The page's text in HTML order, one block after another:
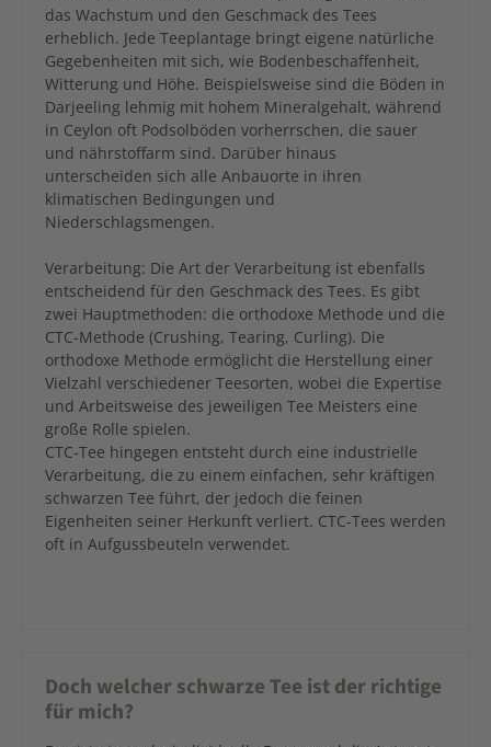
das Wachstum und den Geschmack des Tees
erheblich. Jede Teeplantage bringt eigene natürliche
Gegebenheiten mit sich, wie Bodenbeschaffenheit,
Witterung und Höhe. Beispielsweise sind die Böden in
Darjeeling lehmig mit hohem Mineralgehalt, während
in Ceylon oft Podsolböden vorherrschen, die sauer
und nährstoffarm sind. Darüber hinaus
unterscheiden sich alle Anbauorte in ihren
klimatischen Bedingungen und
Niederschlagsmengen.
Verarbeitung: Die Art der Verarbeitung ist ebenfalls
entscheidend für den Geschmack des Tees. Es gibt
zwei Hauptmethoden: die orthodoxe Methode und die
CTC-Methode (Crushing, Tearing, Curling). Die
orthodoxe Methode ermöglicht die Herstellung einer
Vielzahl verschiedener Teesorten, wobei die Expertise
und Arbeitsweise des jeweiligen Tee Meisters eine
große Rolle spielen.
CTC-Tee hingegen entsteht durch eine industrielle
Verarbeitung, die zu einem einfachen, sehr kräftigen
schwarzen Tee führt, der jedoch die feinen
Eigenheiten seiner Herkunft verliert. CTC-Tees werden
oft in Aufgussbeuteln verwendet.
Doch welcher schwarze Tee ist der richtige
für mich?